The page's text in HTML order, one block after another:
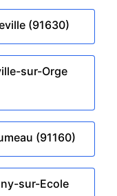
(91630)
sur-Orge
(91160)
sur-Ecole